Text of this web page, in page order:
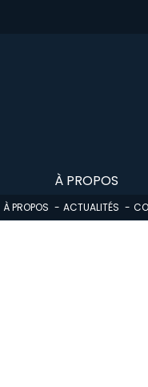
À PROPOS
À PROPOS ACTUALITÉS